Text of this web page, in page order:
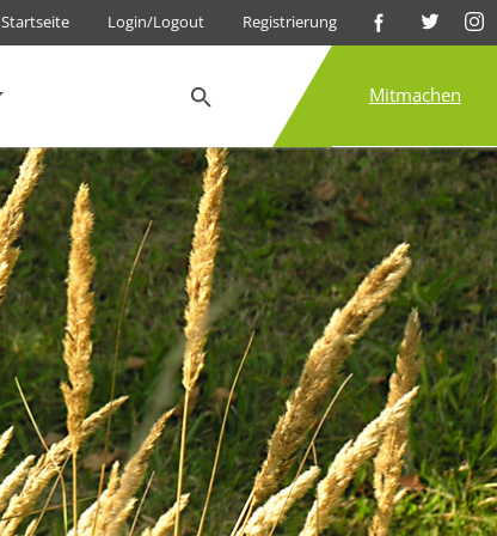
Startseite Login/Logout Registrierung
Mitmachen